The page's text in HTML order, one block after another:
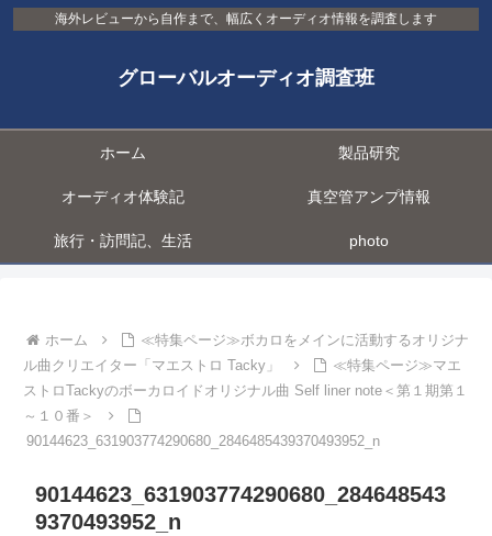
海外レビューから自作まで、幅広くオーディオ情報を調査します
グローバルオーディオ調査班
ホーム 製品研究
オーディオ体験記 真空管アンプ情報
旅行・訪問記、生活 photo
ホーム
≪特集ページ≫ボカロをメインに活動するオリジナ
ル曲クリエイター「マエストロ Tacky」
≪特集ページ≫マエ
ストロTackyのボーカロイドオリジナル曲 Self liner note＜第１期第１
～１０番＞
90144623_631903774290680_2846485439370493952_n
90144623_631903774290680_284648543
9370493952_n